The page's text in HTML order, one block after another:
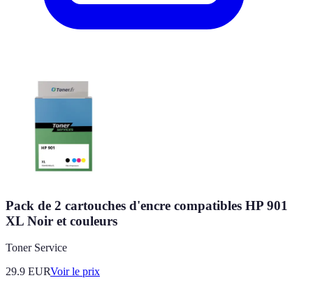
Pack de 2 cartouches d'encre compatibles HP 901
XL Noir et couleurs
Toner Service
29.9 EURVoir le prix